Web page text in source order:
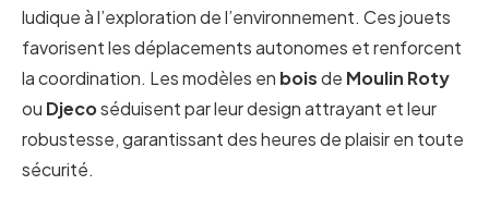
ludique à l’exploration de l’environnement. Ces jouets
favorisent les déplacements autonomes et renforcent
la coordination. Les modèles en boisde Moulin Roty
ou Djecoséduisent par leur design attrayant et leur
robustesse, garantissant des heures de plaisir en toute
sécurité.